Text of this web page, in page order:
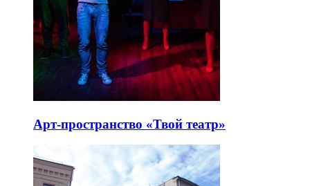
Арт-пространство «Твой театр»